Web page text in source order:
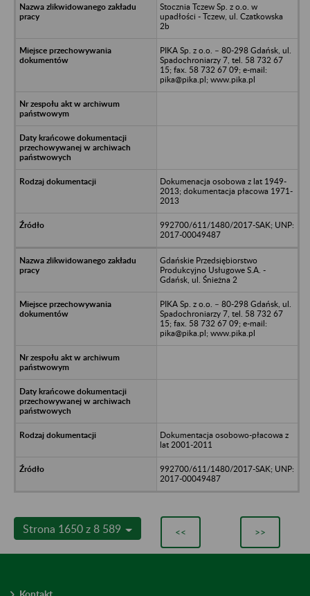
Stocznia Tczew Sp. z o.o. w
upadłości - Tczew, ul. Czatkowska
2b
PIKA Sp. z o.o. – 80-298 Gdańsk, ul.
Spadochroniarzy 7, tel. 58 732 67
15; fax. 58 732 67 09; e-mail:
pika@pika.pl; www.pika.pl
Dokumenacja osobowa z lat 1949-
2013; dokumentacja płacowa 1971-
2013
992700/611/1480/2017-SAK; UNP:
2017-00049487
Gdańskie Przedsiębiorstwo
Produkcyjno Usługowe S.A. -
Gdańsk, ul. Śnieżna 2
PIKA Sp. z o.o. – 80-298 Gdańsk, ul.
Spadochroniarzy 7, tel. 58 732 67
15; fax. 58 732 67 09; e-mail:
pika@pika.pl; www.pika.pl
Dokumentacja osobowo-płacowa z
lat 2001-2011
992700/611/1480/2017-SAK; UNP:
2017-00049487
Strona 1650 z 8 589 << >>
Kontakt